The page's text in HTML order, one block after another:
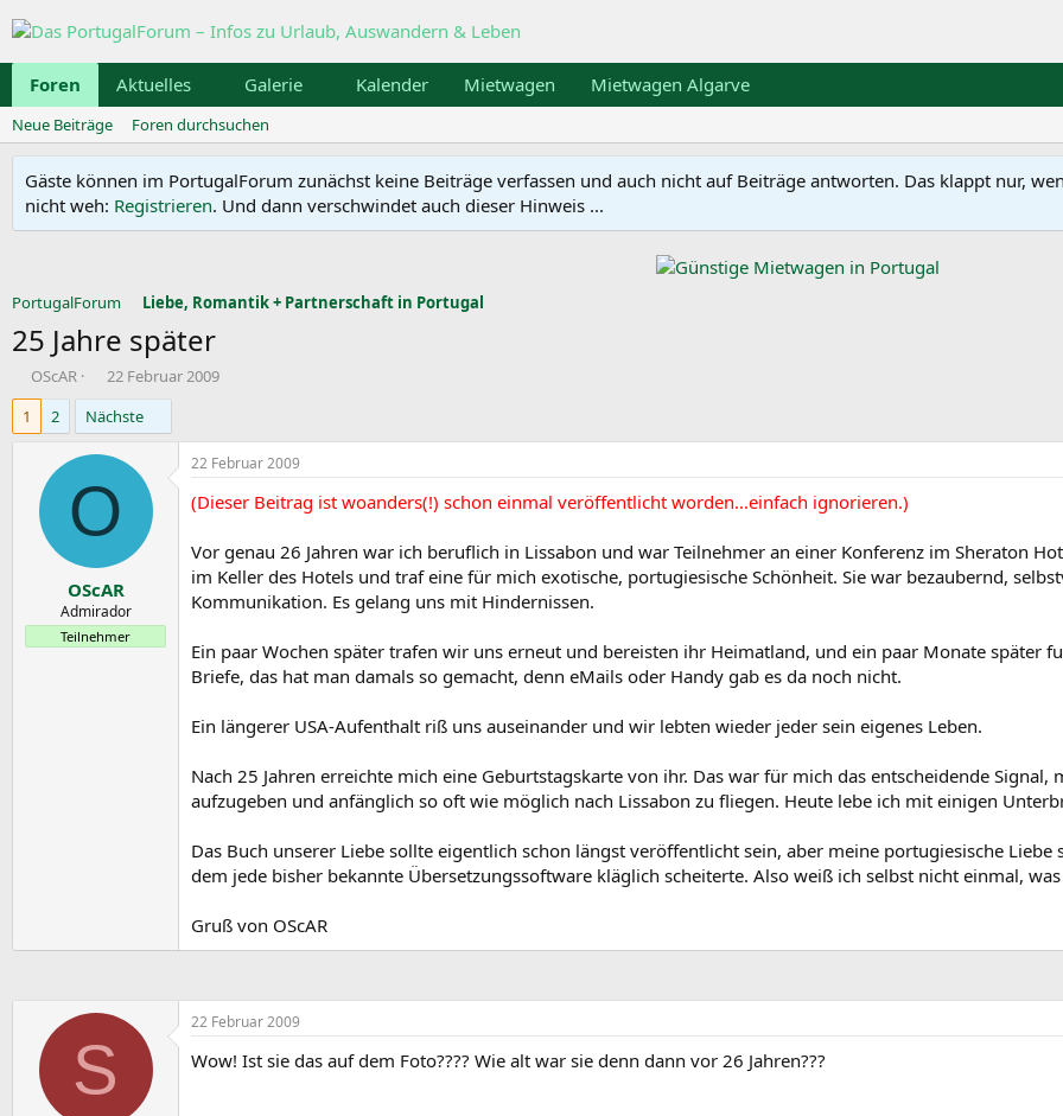
Foren Aktuelles Galerie Kalender Mietwagen Mietwagen Algarve
Neue Beiträge Foren durchsuchen
Gäste können im PortugalForum zunächst keine Beiträge verfassen und auch nicht auf Beiträge antworten. Das klappt nur,
nicht weh: Registrieren. Und dann verschwindet auch dieser Hinweis ...
PortugalForum Liebe, Romantik + Partnerschaft in Portugal
25 Jahre später
E
r
t
OScAR
E
r
s
t
e
l
t
m
22 Februar 2009
1
2 Nächste
O
OScAR
Admirador
Teilnehmer
22 Februar 2009
(Dieser Beitrag ist woanders(!) schon einmal veröffentlicht worden...einfach ignorieren.)
Vor genau 26 Jahren war ich beruflich in Lissabon und war Teilnehmer an einer Konferenz im Sheraton
im Keller des Hotels und traf eine für mich exotische, portugiesische Schönheit. Sie war bezaubernd,
Kommunikation. Es gelang uns mit Hindernissen.
Ein paar Wochen später trafen wir uns erneut und bereisten ihr Heimatland, und ein paar Monate später
Briefe, das hat man damals so gemacht, denn eMails oder Handy gab es da noch nicht.
Ein längerer USA-Aufenthalt riß uns auseinander und wir lebten wieder jeder sein eigenes Leben.
Nach 25 Jahren erreichte mich eine Geburtstagskarte von ihr. Das war für mich das entscheidende
aufzugeben und anfänglich so oft wie möglich nach Lissabon zu fliegen. Heute lebe ich mit einigen
Das Buch unserer Liebe sollte eigentlich schon längst veröffentlicht sein, aber meine portugiesische
dem jede bisher bekannte Übersetzungssoftware kläglich scheiterte. Also weiß ich selbst nicht einmal,
Gruß von OScAR
S
22 Februar 2009
Wow! Ist sie das auf dem Foto???? Wie alt war sie denn dann vor 26 Jahren???